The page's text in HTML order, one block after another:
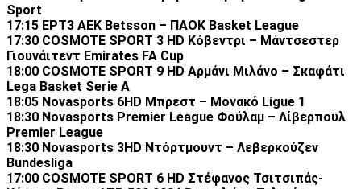
Sport
17:15 ΕΡΤ3 ΑΕΚ Betsson – ΠΑΟΚ Basket League
17:30 COSMOTE SPORT 3 HD Κόβεντρι – Μάντσεστερ
Γιουνάιτεντ Emirates FA Cup
18:00 COSMOTE SPORT 9 HD Αρμάνι Μιλάνο – Σκαφάτι
Lega Basket Serie A
18:05 Novasports 6HD Μπρεστ – Μονακό Ligue 1
18:30 Novasports Premier League Φούλαμ – Λίβερπουλ
Premier League
18:30 Novasports 3HD Ντόρτμουντ – Λεβερκούζεν
Bundesliga
17:00 COSMOTE SPORT 6 HD Στέφανος Τσιτσιπάς-